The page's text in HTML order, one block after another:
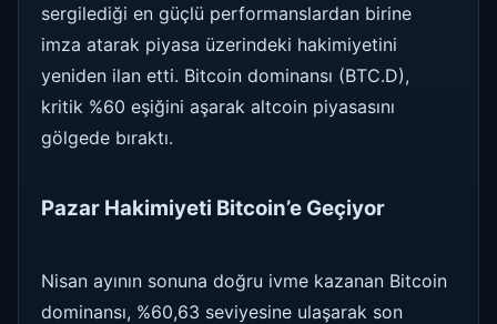
sergilediği en güçlü performanslardan birine
imza atarak piyasa üzerindeki hakimiyetini
yeniden ilan etti. Bitcoin dominansı (BTC.D),
kritik %60 eşiğini aşarak altcoin piyasasını
gölgede bıraktı.
Pazar Hakimiyeti Bitcoin’e Geçiyor
Nisan ayının sonuna doğru ivme kazanan Bitcoin
dominansı, %60,63 seviyesine ulaşarak son